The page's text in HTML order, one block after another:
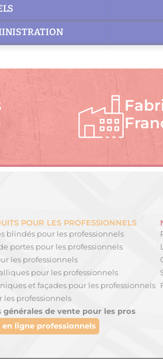
POUR LES PROFESSIONNELS
blindés pour les professionnels
portes pour les professionnels
les professionnels
pour les professionnels
et façades pour les professionnels
les professionnels
générales de vente pour les pros
en ligne professionnels